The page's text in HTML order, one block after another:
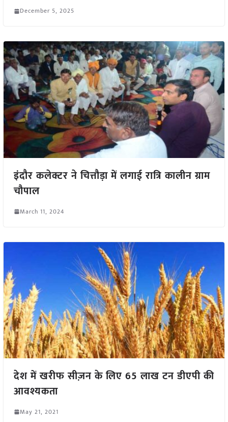
December 5, 2025
इंदौर कलेक्टर ने चित्तौड़ा में लगाई रात्रि कालीन ग्राम
चौपाल
March 11, 2024
देश में खरीफ सीज़न के लिए 65 लाख टन डीएपी की
आवश्यकता
May 21, 2021